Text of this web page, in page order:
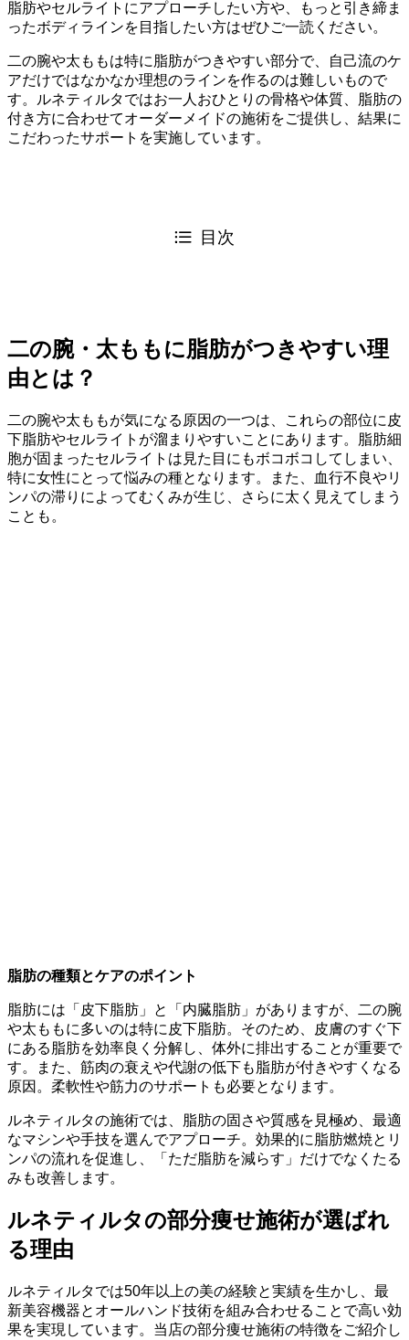
脂肪やセルライトにアプローチしたい方や、もっと引き締ま
ったボディラインを目指したい方はぜひご一読ください。
二の腕や太ももは特に脂肪がつきやすい部分で、自己流のケ
アだけではなかなか理想のラインを作るのは難しいもので
す。ルネティルタではお一人おひとりの骨格や体質、脂肪の
付き方に合わせてオーダーメイドの施術をご提供し、結果に
こだわったサポートを実施しています。
目次
二の腕・太ももに脂肪がつきやすい理
由とは？
二の腕や太ももが気になる原因の一つは、これらの部位に皮
下脂肪やセルライトが溜まりやすいことにあります。脂肪細
胞が固まったセルライトは見た目にもボコボコしてしまい、
特に女性にとって悩みの種となります。また、血行不良やリ
ンパの滞りによってむくみが生じ、さらに太く見えてしまう
ことも。
脂肪の種類とケアのポイント
脂肪には「皮下脂肪」と「内臓脂肪」がありますが、二の腕
や太ももに多いのは特に皮下脂肪。そのため、皮膚のすぐ下
にある脂肪を効率良く分解し、体外に排出することが重要で
す。また、筋肉の衰えや代謝の低下も脂肪が付きやすくなる
原因。柔軟性や筋力のサポートも必要となります。
ルネティルタの施術では、脂肪の固さや質感を見極め、最適
なマシンや手技を選んでアプローチ。効果的に脂肪燃焼とリ
ンパの流れを促進し、「ただ脂肪を減らす」だけでなくたる
みも改善します。
ルネティルタの部分痩せ施術が選ばれ
る理由
ルネティルタでは50年以上の美の経験と実績を生かし、最
新美容機器とオールハンド技術を組み合わせることで高い効
果を実現しています。当店の部分痩せ施術の特徴をご紹介し